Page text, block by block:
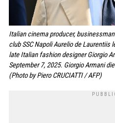
Italian cinema producer,
club SSC Napoli Aurelio de Laurentiis
late Italian fashion designer Giorgio
September 7, 2025. Giorgio Armani
(Photo by Piero CRUCIATTI / AFP)